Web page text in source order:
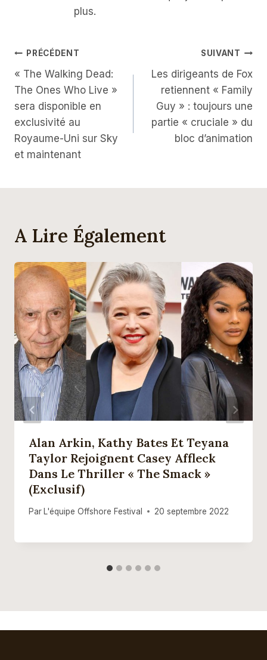
plus.
Navigation
De
L’article
PRÉCÉDENT
« The Walking Dead:
The Ones Who Live »
sera disponible en
exclusivité au
Royaume-Uni sur Sky
et maintenant
SUIVANT
Les dirigeants de Fox
retiennent « Family
Guy » : toujours une
partie « cruciale » du
bloc d’animation
A Lire Également
Alan Arkin, Kathy Bates Et Teyana
Taylor Rejoignent Casey Affleck
Dans Le Thriller « The Smack »
(exclusif)
Par L'équipe Offshore Festival 20 septembre 2022